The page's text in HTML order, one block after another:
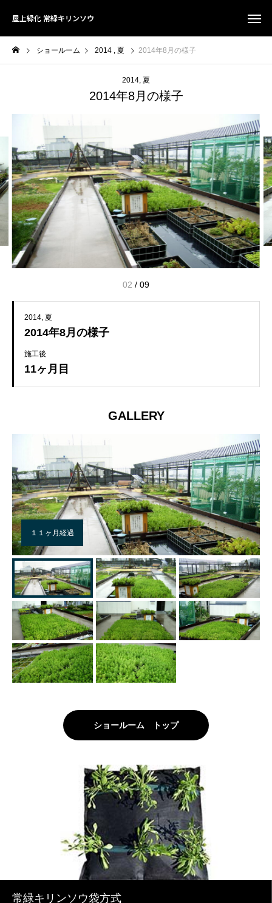
屋上緑化 常緑キリンソウ
ショールーム 2014 夏 2014年8月の様子
2014 夏
2014年8月の様子
02 / 09
2014 夏
2014年8月の様子
施工後
11ヶ月目
GALLERY
１１ヶ月経過
ショールーム トップ
常緑キリンソウ袋方式